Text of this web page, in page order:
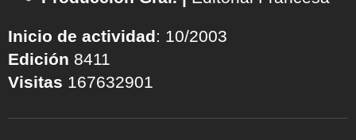
Inicio de actividad: 10/2003
Edición 8411
Visitas 167632901